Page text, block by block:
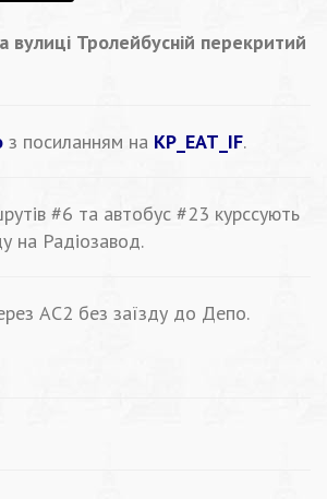
Тролейбусній перекритий
з посиланням на KP_EAT_IF.
#6 та автобус #23 курссують
на Радіозавод.
АС2 без заїзду до Депо.